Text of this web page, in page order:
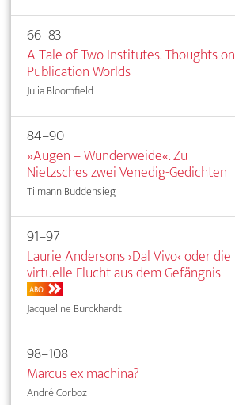
66–83
A Tale of Two Institutes. Thoughts on
Publication Worlds
Julia Bloomfield
84–90
»Augen – Wunderweide«. Zu
Nietzsches zwei Venedig-Gedichten
Tilmann Buddensieg
91–97
Laurie Andersons ›Dal Vivo‹ oder die
virtuelle Flucht aus dem Gefängnis
ABO
Jacqueline Burckhardt
98–108
Marcus ex machina?
André Corboz